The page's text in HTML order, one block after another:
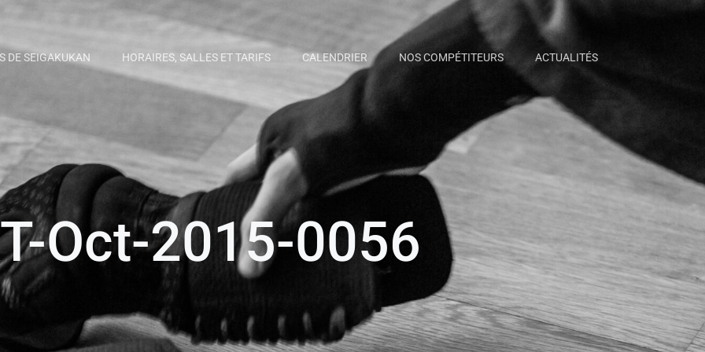
DE SEIGAKUKAN HORAIRES, SALLES ET TARIFS CALENDRIER NOS COMPÉTITEURS ACTUALITÉS
Oct-2015-0056